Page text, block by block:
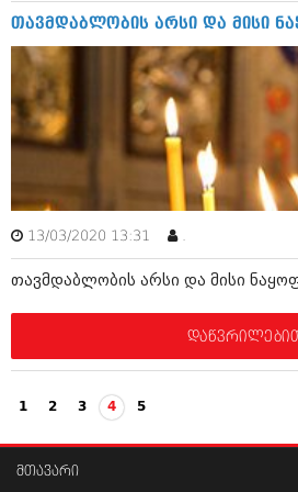
მაისი 2010 (232)
აპრილი 2010 (229)
მარტი 2010 (454)
თებერვალი 2010 (421)
იანვარი 2010 (422)
დეკემბერი 2009 (510)
ნოემბერი 2009 (308)
ოქტომბერი 2009 (382)
სექტემბერი 2009 (541)
აგვისტო 2009 (14)
თებერვალი 0216 (1)
ოქტომბერი 0215 (1)
აგვისტო 0215 (2)
აგვისტო 0212 (1)
ნოემბერი 0201 (1)
თავმდაბლობის არსი და მისი
13/03/2020 13:31 .
თავმდაბლობის არსი და მისი
1 2 3 4 5
მთავარი